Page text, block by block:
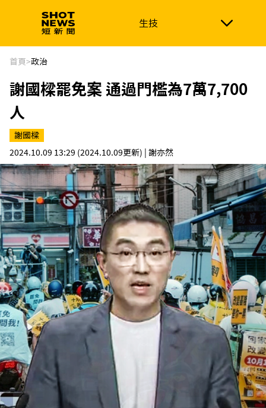
生技
生技 政治
新南向 體育
首頁>政治
謝國樑罷免案 通過門檻為7萬7,700
人
謝國樑
2024.10.09 13:29 (2024.10.09更新) | 謝亦然